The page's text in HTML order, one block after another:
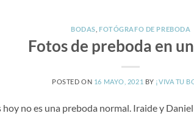
BODAS ,FOTÓGRAFO DE PREBODA
Fotos de preboda en
POSTED ON 16 MAYO, 2021 BY ¡VIVA TU
hoy no es una preboda normal. Iraide y